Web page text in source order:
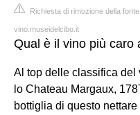
Richiesta di rimozione della fonte
vino.museidelcibo.it
Qual è il vino più caro
Al top delle classifica del
lo Chateau Margaux,
bottiglia di questo